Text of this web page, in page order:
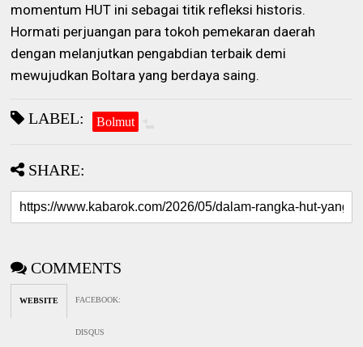
momentum HUT ini sebagai titik refleksi historis.
Hormati perjuangan para tokoh pemekaran daerah
dengan melanjutkan pengabdian terbaik demi
mewujudkan Boltara yang berdaya saing.
LABEL: Bolmut
SHARE:
COMMENTS
WEBSITE FACEBOOK:
DISQUS